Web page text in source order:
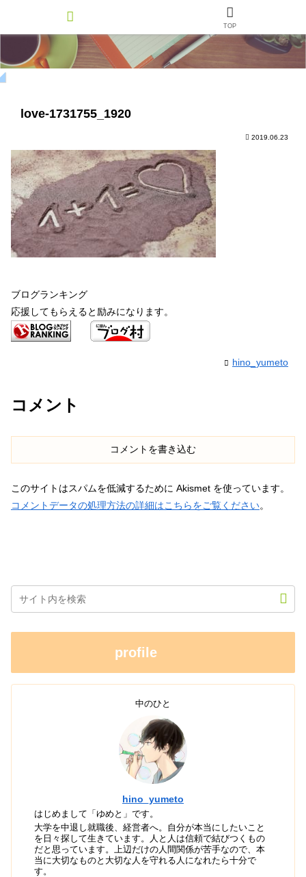
love-1731755_1920
2019.06.23
ブログランキング
応援してもらえると励みになります。
hino_yumeto
コメント
コメントを書き込む
このサイトはスパムを低減するために Akismet を使っています。
コメントデータの処理方法の詳細はこちらをご覧ください。
profile
中のひと
hino_yumeto
はじめまして「ゆめと」です。
大学を中退し就職後、経営者へ。自分が本当にしたいこと
を日々探して生きています。人と人は信頼で結びつくもの
だと思っています。上辺だけの人間関係が苦手なので、本
当に大切なものと大切な人を守れる人になれたら十分で
す。
TOP